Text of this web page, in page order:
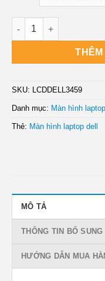
Màn Hình Laptop Dell
SKU: LCDDELL3459
Danh mục: Màn hình laptop
Thẻ: Màn hình laptop dell
MÔ TẢ
THÔNG TIN BỔ SUNG
HƯỚNG DẪN MUA